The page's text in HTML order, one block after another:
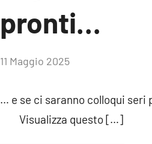
pronti…
di
11 Maggio 2025
… e se ci saranno colloqui seri
Visualizza questo […]